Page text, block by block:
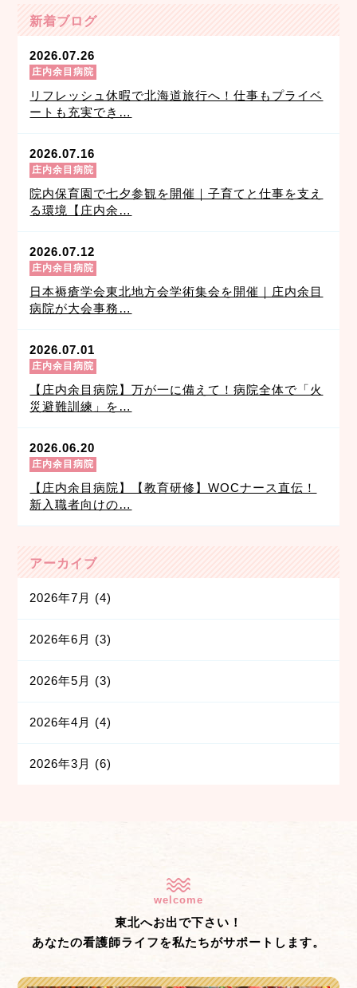
新着ブログ
2026.07.26
庄内余目病院
リフレッシュ休暇で北海道旅行へ！仕事もプライベ
ートも充実でき…
2026.07.16
庄内余目病院
院内保育園で七夕参観を開催｜子育てと仕事を支え
る環境【庄内余…
2026.07.12
庄内余目病院
日本褥瘡学会東北地方会学術集会を開催｜庄内余目
病院が大会事務…
2026.07.01
庄内余目病院
【庄内余目病院】万が一に備えて！病院全体で「火
災避難訓練」を…
2026.06.20
庄内余目病院
【庄内余目病院】【教育研修】WOCナース直伝！
新入職者向けの…
アーカイブ
2026年7月 (4)
2026年6月 (3)
2026年5月 (3)
2026年4月 (4)
2026年3月 (6)
welcome
東北へお出で下さい！
あなたの看護師ライフを私たちがサポートします。